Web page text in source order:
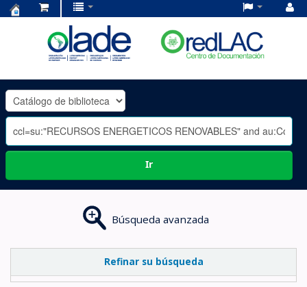
OLADE
-
Ir
Búsqueda avanzada
Refinar su búsqueda